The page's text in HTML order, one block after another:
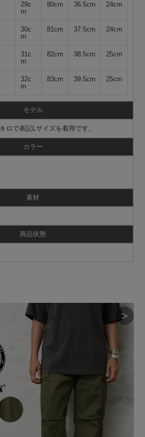
29c
m
80cm 36.5cm 24cm
30c
m
81cm 37.5cm 24cm
31c
m
82cm 38.5cm 25cm
32c
m
83cm 39.5cm 25cm
モデル
ロで表記Lサイズを着用です。
カラー
素材
商品状態
＞